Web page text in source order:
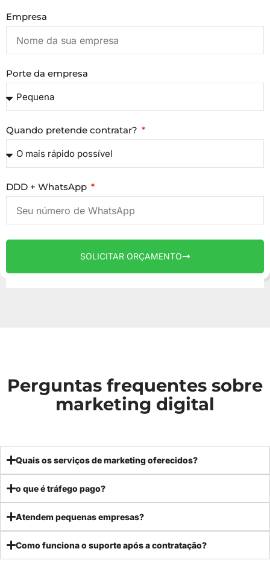
Empresa
Porte da empresa
Quando pretende contratar?
DDD + WhatsApp
SOLICITAR ORÇAMENTO
Perguntas frequentes sobre
marketing digital
Quais os serviços de marketing oferecidos?
o que é tráfego pago?
Atendem pequenas empresas?
Como funciona o suporte após a contratação?